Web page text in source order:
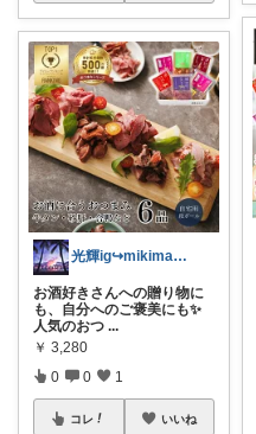
光輝ig↪︎mikimama3748
お酒好きさんへの贈り物に
も、自分へのご褒美にも✨
人気のおつ ...
￥ 3,280
0 0 1
コレ いいね